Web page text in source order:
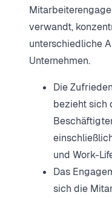
verwandt,
unterschiedliche
Unternehmen.
Die
bezieht sich
und Work-
Das
sich die